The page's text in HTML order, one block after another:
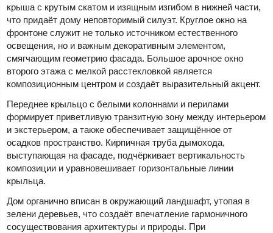
крыша с крутым скатом и изящным изгибом в нижней части,
что придаёт дому неповторимый силуэт. Круглое окно на
фронтоне служит не только источником естественного
освещения, но и важным декоративным элементом,
смягчающим геометрию фасада. Большое арочное окно
второго этажа с мелкой расстекловкой является
композиционным центром и создаёт выразительный акцент.
Переднее крыльцо с белыми колоннами и перилами
формирует приветливую транзитную зону между интерьером
и экстерьером, а также обеспечивает защищённое от
осадков пространство. Кирпичная труба дымохода,
выступающая на фасаде, подчёркивает вертикальность
композиции и уравновешивает горизонтальные линии
крыльца.
Дом органично вписан в окружающий ландшафт, утопая в
зелени деревьев, что создаёт впечатление гармоничного
сосуществования архитектуры и природы. При